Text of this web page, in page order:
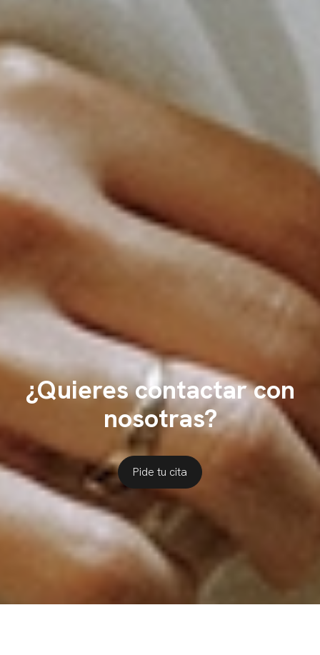
¿Quieres contactar con
nosotras?
Pide tu cita